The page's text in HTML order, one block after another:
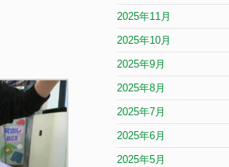
2025年11月
2025年10月
2025年9月
2025年8月
2025年7月
2025年6月
2025年5月